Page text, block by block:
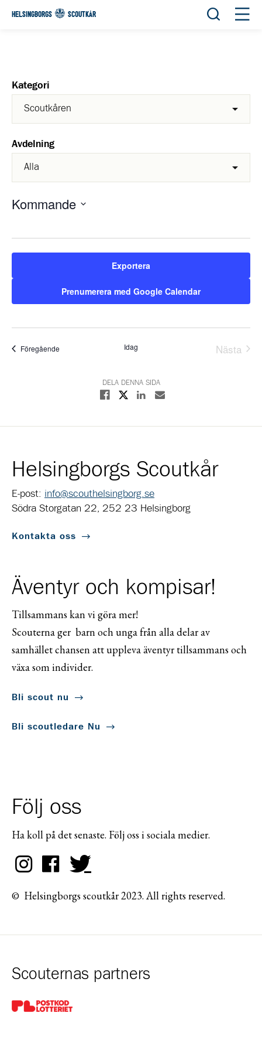
HELSINGBORGS SCOUTKÅR Öppna
Kategori
Avdelning
Kommande
datum.
Exportera
Prenumerera med Google Calendar
Föregående Idag
Nästa
DELA DENNA SIDA
Dela på Facebook
Dela på XDela på Linkedin
Dela med E-post
Helsingborgs Scoutkår
E-post: info@scouthelsingborg.se
Södra Storgatan 22, 252 23 Helsingborg
Kontakta oss
Äventyr och kompisar!
Tillsammans kan vi göra mer!
Scouterna ger barn och unga från alla delar av
samhället chansen att uppleva äventyr tillsammans och
växa som individer.
Bli scout nu
Bli scoutledare Nu
Följ oss
Ha koll på det senaste. Följ oss i sociala medier.
© Helsingborgs scoutkår 2023. All rights reserved.
Scouternas partners
Gå till pl_50